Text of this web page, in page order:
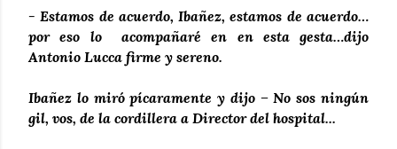
- Estamos de acuerdo, Ibañez, estamos de acuerdo…
por eso lo acompañaré en en esta gesta…dijo
Antonio Lucca firme y sereno.
Ibañez lo miró pícaramente y dijo – No sos ningún
gil, vos, de la cordillera a Director del hospital...